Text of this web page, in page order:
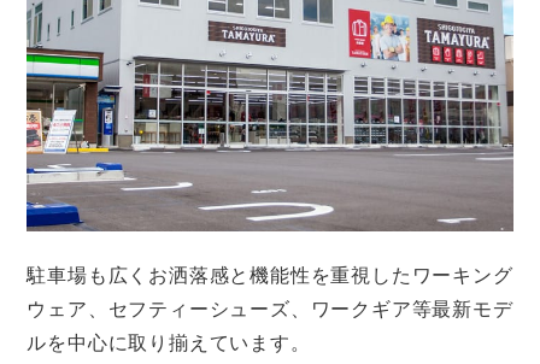
駐車場も広くお洒落感と機能性を重視したワーキング
ウェア、セフティーシューズ、ワークギア等最新モデ
ルを中心に取り揃えています。